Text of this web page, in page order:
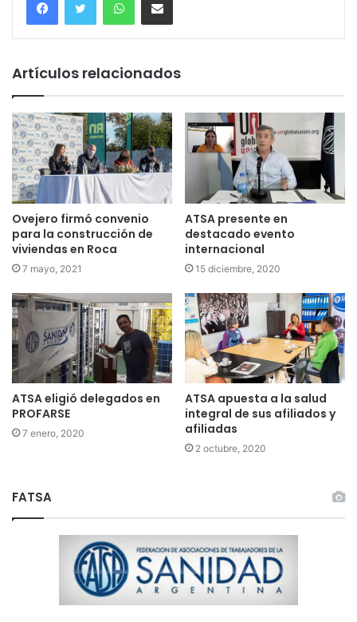
Artículos relacionados
Ovejero firmó convenio
para la construcción de
viviendas en Roca
7 mayo, 2021
ATSA presente en
destacado evento
internacional
15 diciembre, 2020
ATSA eligió delegados en
PROFARSE
7 enero, 2020
ATSA apuesta a la salud
integral de sus afiliados y
afiliadas
2 octubre, 2020
FATSA